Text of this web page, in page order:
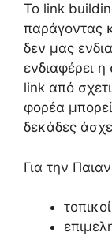
Το link
παράγοντας
δεν μας
ενδιαφέρει
link από
φορέα
δεκάδες
Για την